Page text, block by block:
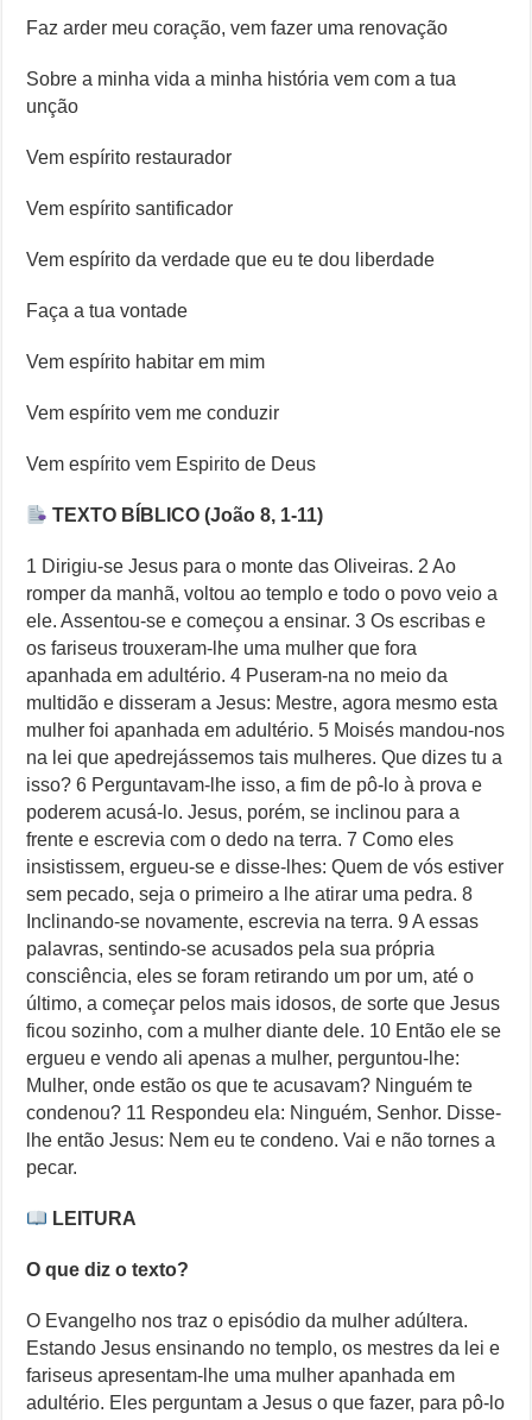
Faz arder meu coração, vem fazer uma renovação
Sobre a minha vida a minha história vem com a tua
unção
Vem espírito restaurador
Vem espírito santificador
Vem espírito da verdade que eu te dou liberdade
Faça a tua vontade
Vem espírito habitar em mim
Vem espírito vem me conduzir
Vem espírito vem Espirito de Deus
TEXTO BÍBLICO(João 8, 1-11)
1 Dirigiu-se Jesus para o monte das Oliveiras. 2 Ao
romper da manhã, voltou ao templo e todo o povo veio a
ele. Assentou-se e começou a ensinar. 3 Os escribas e
os fariseus trouxeram-lhe uma mulher que fora
apanhada em adultério. 4 Puseram-na no meio da
multidão e disseram a Jesus: Mestre, agora mesmo esta
mulher foi apanhada em adultério. 5 Moisés mandou-nos
na lei que apedrejássemos tais mulheres. Que dizes tu a
isso? 6 Perguntavam-lhe isso, a fim de pô-lo à prova e
poderem acusá-lo. Jesus, porém, se inclinou para a
frente e escrevia com o dedo na terra. 7 Como eles
insistissem, ergueu-se e disse-lhes: Quem de vós estiver
sem pecado, seja o primeiro a lhe atirar uma pedra. 8
Inclinando-se novamente, escrevia na terra. 9 A essas
palavras, sentindo-se acusados pela sua própria
consciência, eles se foram retirando um por um, até o
último, a começar pelos mais idosos, de sorte que Jesus
ficou sozinho, com a mulher diante dele. 10 Então ele se
ergueu e vendo ali apenas a mulher, perguntou-lhe:
Mulher, onde estão os que te acusavam? Ninguém te
condenou? 11 Respondeu ela: Ninguém, Senhor. Disse-
lhe então Jesus: Nem eu te condeno. Vai e não tornes a
pecar.
LEITURA
O que diz o texto?
O Evangelho nos traz o episódio da mulher adúltera.
Estando Jesus ensinando no templo, os mestres da lei e
fariseus apresentam-lhe uma mulher apanhada em
adultério. Eles perguntam a Jesus o que fazer, para pô-lo